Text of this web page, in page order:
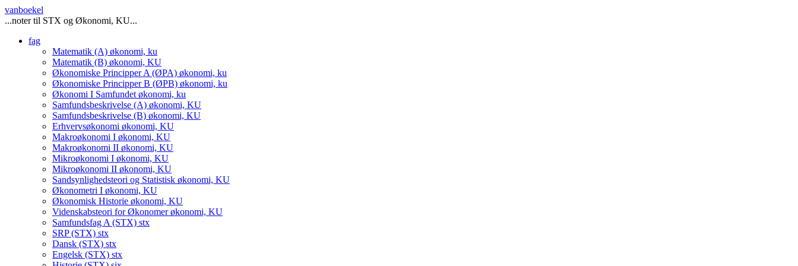
vanboekel
...noter til STX og Økonomi, KU...
fag
Matematik (A) økonomi, ku
Matematik (B) økonomi, KU
Økonomiske Principper A (ØPA) økonomi, ku
Økonomiske Principper B (ØPB) økonomi, ku
Økonomi I Samfundet økonomi, ku
Samfundsbeskrivelse (A) økonomi, KU
Samfundsbeskrivelse (B) økonomi, KU
Erhvervsøkonomi økonomi, KU
Makroøkonomi I økonomi, KU
Makroøkonomi II økonomi, KU
Mikroøkonomi I økonomi, KU
Mikroøkonomi II økonomi, KU
Sandsynlighedsteori og Statistisk økonomi, KU
Økonometri I økonomi, KU
Økonomisk Historie økonomi, KU
Videnskabsteori for Økonomerøkonomi, KU
Samfundsfag A (STX) stx
SRP (STX) stx
Dansk (STX) stx
Engelsk (STX) stx